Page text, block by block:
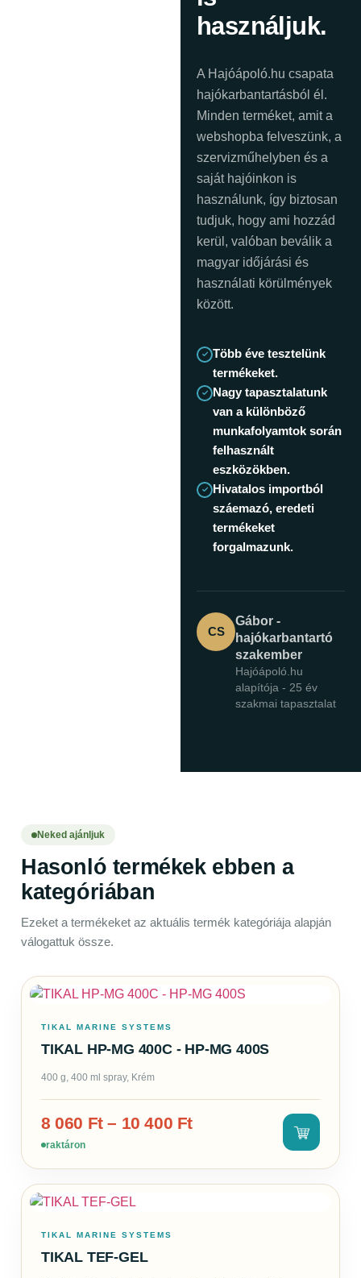
használjuk.
A Hajóápoló.hu csapata
hajókarbantartásból él.
Minden terméket, amit a
webshopba felveszünk, a
szervizműhelyben és a
saját hajóinkon is
használunk, így biztosan
tudjuk, hogy ami hozzád
kerül, valóban beválik a
magyar időjárási és
használati körülmények
között.
Több éve tesztelünk
termékeket.
Nagy tapasztalatunk
van a különböző
munkafolyamtok során
felhasznált
eszközökben.
Hivatalos importból
száemazó, eredeti
termékeket
forgalmazunk.
CS
Gábor -
hajókarbantartó
szakember
Hajóápoló.hu
alapítója - 25 év
szakmai tapasztalat
Neked ajánljuk
Hasonló termékek ebben a
kategóriában
Ezeket a termékeket az aktuális termék kategóriája alapján
válogattuk össze.
TIKAL MARINE SYSTEMS
TIKAL HP-MG 400C - HP-MG 400S
400 g, 400 ml spray, Krém
8 060 Ft– 10 400 Ft
raktáron
TIKAL MARINE SYSTEMS
TIKAL TEF-GEL